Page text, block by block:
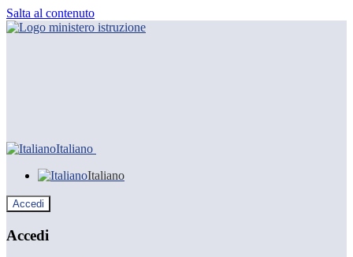
Salta al contenuto
Italiano
Italiano
Accedi
Accedi